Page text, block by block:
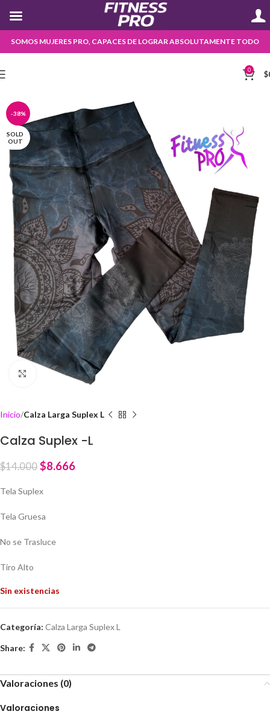
SOMOS MUJERES PRO, CAPACES DE LOGRAR ABSOLUTAMENTE TODO
0 $
-38%
SOLD
OUT
Click to enlarge
Inicio Calza Larga Suplex L
Calza Suplex -L
$14.000 $8.666
Tela Suplex
Tela Gruesa
No se Trasluce
Tiro Alto
Sin existencias
Categoría: Calza Larga Suplex L
Share:
Valoraciones (0)
Valoraciones